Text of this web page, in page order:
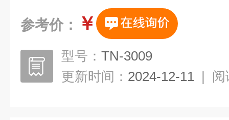
参考价： ￥
型号： TN-3009
更新时间： 2024-12-11 | 阅